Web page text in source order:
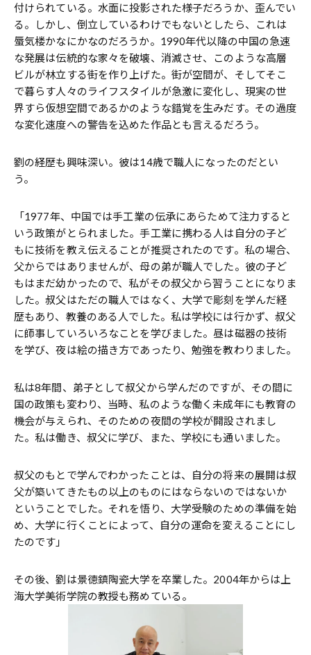
付けられている。水面に投影された様子だろうか、歪んでい
る。しかし、倒立しているわけでもないとしたら、これは
蜃気楼かなにかなのだろうか。1990年代以降の中国の急速
な発展は伝統的な家々を破壊、消滅させ、このような高層
ビルが林立する街を作り上げた。街が空間が、そしてそこ
で暮らす人々のライフスタイルが急激に変化し、現実の世
界すら仮想空間であるかのような錯覚を生みだす。その過度
な変化速度への警告を込めた作品とも言えるだろう。
劉の経歴も興味深い。彼は14歳で職人になったのだとい
う。
「1977年、中国では手工業の伝承にあらためて注力すると
いう政策がとられました。手工業に携わる人は自分の子ど
もに技術を教え伝えることが推奨されたのです。私の場合、
父からではありませんが、母の弟が職人でした。彼の子ど
もはまだ幼かったので、私がその叔父から習うことになりま
した。叔父はただの職人ではなく、大学で彫刻を学んだ経
歴もあり、教養のある人でした。私は学校には行かず、叔父
に師事していろいろなことを学びました。昼は磁器の技術
を学び、夜は絵の描き方であったり、勉強を教わりました。
私は8年間、弟子として叔父から学んだのですが、その間に
国の政策も変わり、当時、私のような働く未成年にも教育の
機会が与えられ、そのための夜間の学校が開設されまし
た。私は働き、叔父に学び、また、学校にも通いました。
叔父のもとで学んでわかったことは、自分の将来の展開は叔
父が築いてきたもの以上のものにはならないのではないか
ということでした。それを悟り、大学受験のための準備を始
め、大学に行くことによって、自分の運命を変えることにし
たのです」
その後、劉は景徳鎮陶瓷大学を卒業した。2004年からは上
海大学美術学院の教授も務めている。